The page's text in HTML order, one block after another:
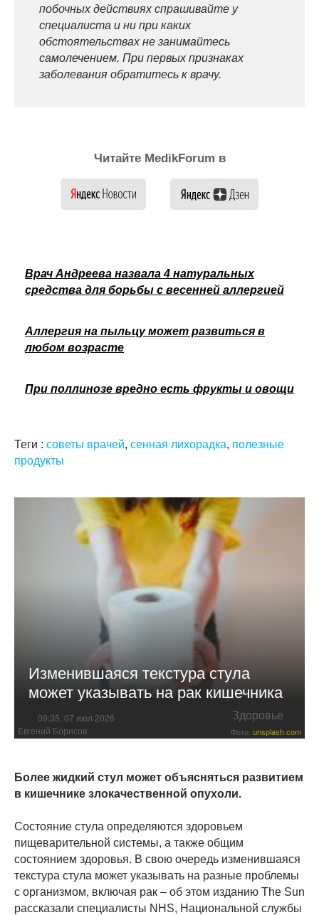
побочных действиях спрашивайте у
специалиста и ни при каких
обстоятельствах не занимайтесь
самолечением. При первых признаках
заболевания обратитесь к врачу.
Читайте MedikForum в
Врач Андреева назвала 4 натуральных
средства для борьбы с весенней аллергией
Аллергия на пыльцу может развиться в
любом возрасте
При поллинозе вредно есть фрукты и овощи
Теги : советы врачей, сенная лихорадка, полезные
продукты
Изменившаяся текстура стула
может указывать на рак кишечника
09:35, 07 июл 2026 Здоровье
Евгений Борисов Фото: unsplash.com
Более жидкий стул может объясняться развитием
в кишечнике злокачественной опухоли.
Состояние стула определяются здоровьем
пищеварительной системы, а также общим
состоянием здоровья. В свою очередь изменившаяся
текстура стула может указывать на разные проблемы
с организмом, включая рак – об этом изданию The Sun
рассказали специалисты NHS, Национальной службы